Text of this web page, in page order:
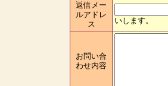
返信メー
ルアドレ
ス
いします。
お問い合
わせ内容